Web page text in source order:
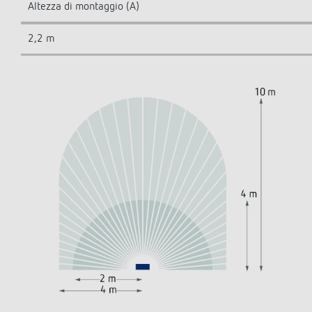
Altezza di montaggio (A)
2,2 m